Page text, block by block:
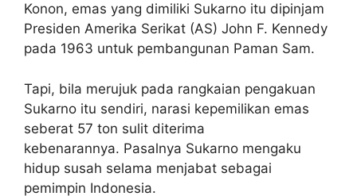
Konon, emas yang dimiliki Sukarno itu dipinjam
Presiden Amerika Serikat (AS) John F. Kennedy
pada 1963 untuk pembangunan Paman Sam.
Tapi, bila merujuk pada rangkaian pengakuan
Sukarno itu sendiri, narasi kepemilikan emas
seberat 57 ton sulit diterima
kebenarannya. Pasalnya Sukarno mengaku
hidup susah selama menjabat sebagai
pemimpin Indonesia.